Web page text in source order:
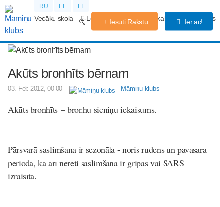
RU EE LT
Vecāku skola E-Lekcijas Grūtniecības kalendārs Forums
Iesūti Rakstu Ienāc!
Akūts bronhīts bērnam
03. Feb 2012, 00:00 Māmiņu klubs
Akūts bronhīts– bronhu sieniņu iekaisums.
Pārsvarā saslimšana ir sezonāla - noris rudens un pavasara
periodā, kā arī nereti saslimšana ir gripas vai SARS
izraisīta.